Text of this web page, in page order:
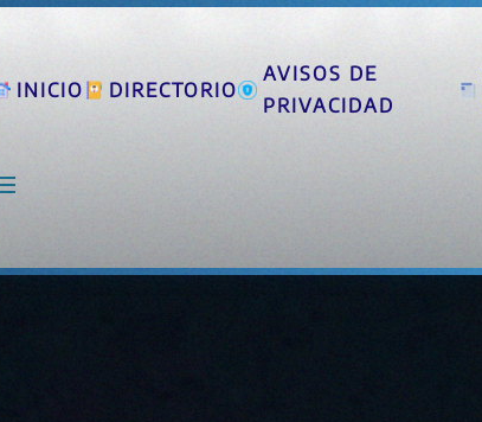
INICIO DIRECTORIO
AVISOS DE
PRIVACIDAD